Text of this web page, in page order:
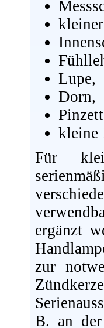
Lupe,
Dorn,
kleine
Für
ergänzt
zur
B. an